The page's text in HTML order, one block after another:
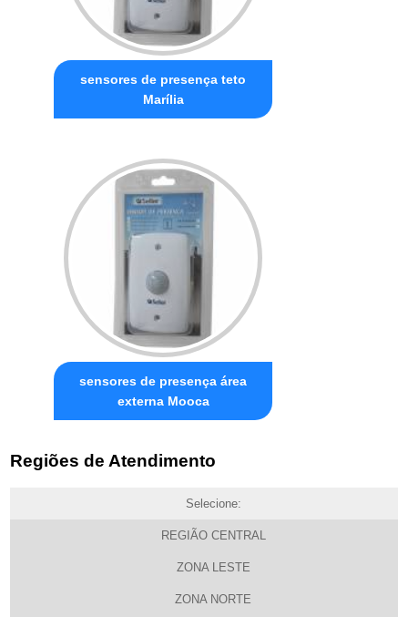
sensores de presença teto
Marília
sensores de presença área
externa Mooca
Regiões de Atendimento
Selecione:
REGIÃO CENTRAL
ZONA LESTE
ZONA NORTE